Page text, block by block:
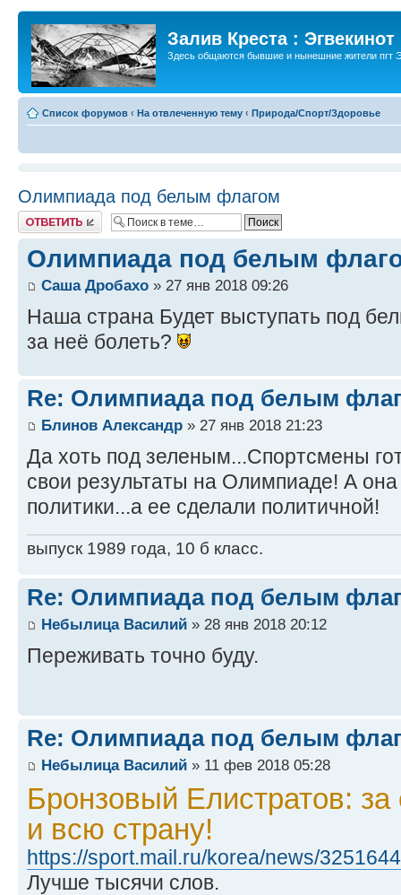
Залив Креста : Эгвекинот
Здесь общаются бывшие и нынешние жители пгт
Список форумов ‹ На отвлеченную тему ‹ Природа/Спорт/Здоровье
Олимпиада под белым флагом
Ответить
Олимпиада под белым
Саша Дробахо » 27 янв 2018 09:26
Наша страна Будет выступать под
за неё болеть?
Re: Олимпиада под белым
Блинов Александр » 27 янв 2018 21:23
Да хоть под зеленым...Спортсмены
свои результаты на Олимпиаде! А
политики...а ее сделали политичной!
выпуск 1989 года, 10 б класс.
Re: Олимпиада под белым
Небылица Василий » 28 янв 2018 20:12
Переживать точно буду.
Re: Олимпиада под белым
Небылица Василий » 11 фев 2018 05:28
Бронзовый Елистратов:
и всю страну!
https://sport.mail.ru/korea/news/
Лучше тысячи слов.